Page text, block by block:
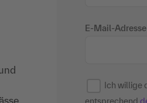
E-Mail-
Ich willige